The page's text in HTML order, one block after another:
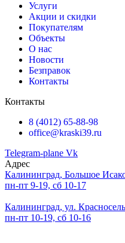
Услуги
Акции и скидки
Покупателям
Объекты
О нас
Новости
Безправок
Контакты
Контакты
8 (4012) 65-88-98
office@kraski39.ru
Telegram-plane Vk
Адрес
Калининград, Большое
пн-пт 9-19, сб 10-17
Калининград, ул.
пн-пт 10-19, сб 10-16